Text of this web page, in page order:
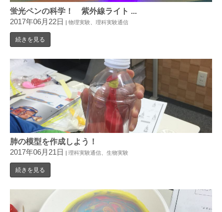
蛍光ペンの科学！ 紫外線ライト ...
2017年06月22日 | 物理実験 理科実験通信
続きを見る
肺の模型を作成しよう！
2017年06月21日 | 理科実験通信 生物実験
続きを見る